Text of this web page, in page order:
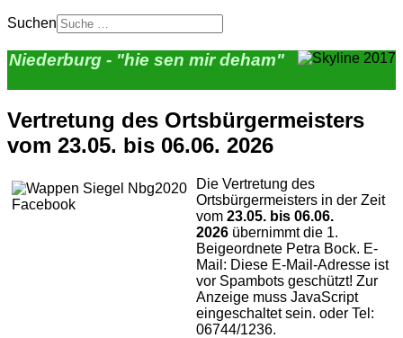
Suchen
Niederburg - "hie sen mir deham"
Vertretung des Ortsbürgermeisters
vom 23.05. bis 06.06. 2026
Die Vertretung des
Ortsbürgermeisters in der Zeit
vom 23.05. bis 06.06.
2026 übernimmt die 1.
Beigeordnete Petra Bock. E-
Mail: Diese E-Mail-Adresse ist
vor Spambots geschützt! Zur
Anzeige muss JavaScript
eingeschaltet sein. oder Tel:
06744/1236.